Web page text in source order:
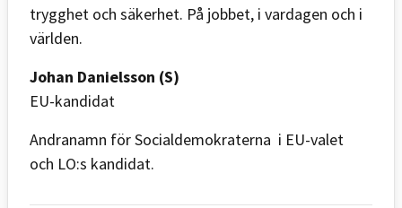
trygghet och säkerhet. På jobbet, i vardagen och i
världen.
Johan Danielsson (S)
EU-kandidat
Andranamn för Socialdemokraterna i EU-valet
och LO:s kandidat.